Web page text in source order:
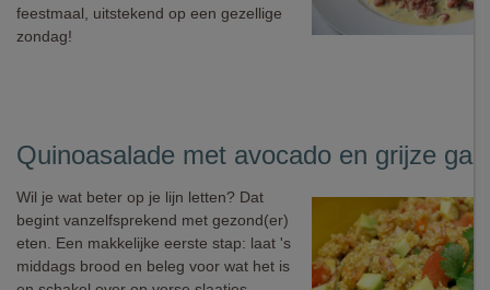
feestmaal, uitstekend op een gezellige
zondag!
Quinoasalade met avocado en grijze
Wil je wat beter op je lijn letten? Dat
begint vanzelfsprekend met gezond(er)
eten. Een makkelijke eerste stap: laat 's
middags brood en beleg voor wat het is